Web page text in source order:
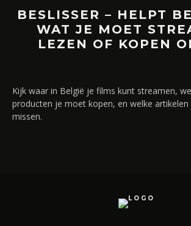
BESLISSER – HELPT
WAT JE MOET
LEZEN OF KOPEN
Kijk waar in België je films kunt streamen,
producten je moet kopen, en welke
missen.